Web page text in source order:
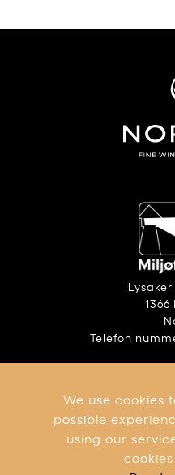
We use cookies
possible
using our
1366
Telefon
VILKÅR OG